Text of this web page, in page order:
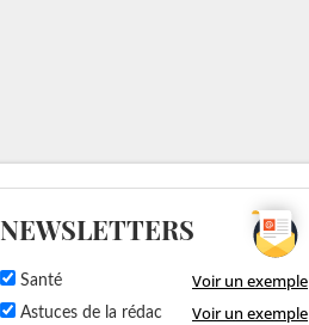
NEWSLETTERS
Santé Voir un exemple
Astuces de la rédac Voir un exemple